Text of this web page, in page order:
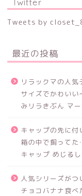
Tweets by
最近の投稿
リラックマの人
サイズでかわいい
みリラきぶん マ
キャップの先に付
箱の中で飼って
キャップ めじる
人気シリーズが
チョコバナナ食べ